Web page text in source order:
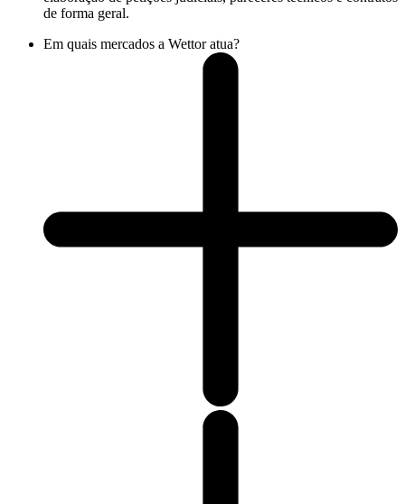
de forma geral.
Em quais mercados a Wettor atua?